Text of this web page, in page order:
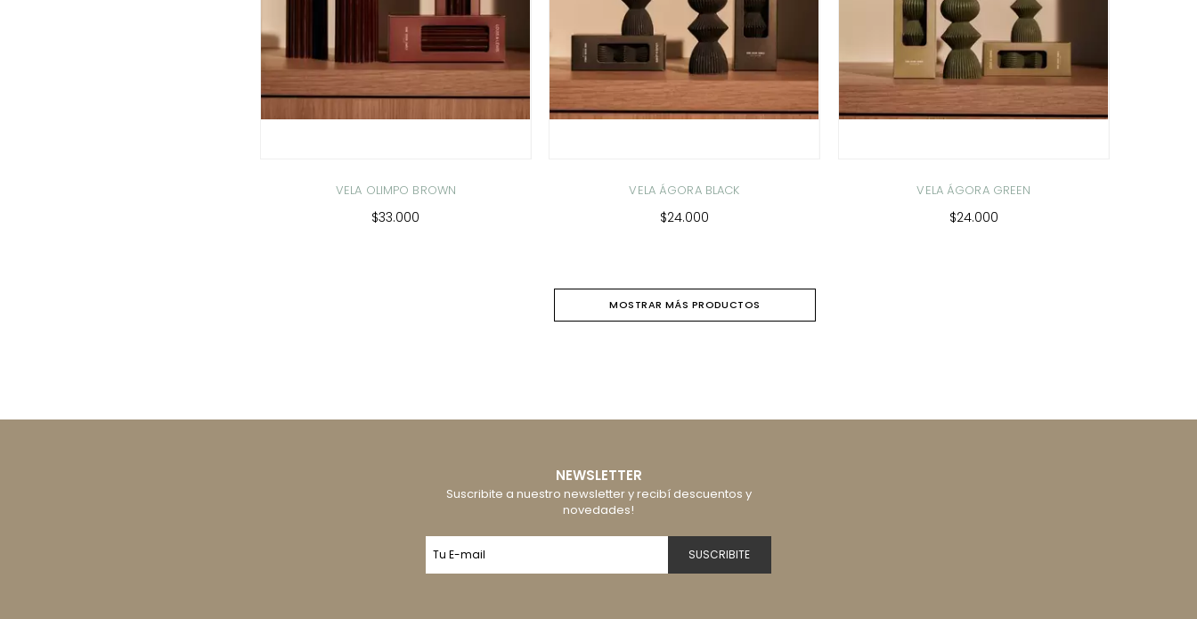
VELA OLIMPO BROWN
$33.000
VELA ÁGORA BLACK
$24.000
VELA ÁGORA GREEN
$24.000
MOSTRAR MÁS PRODUCTOS
NEWSLETTER
Suscribite a nuestro newsletter y recibí descuentos y
novedades!